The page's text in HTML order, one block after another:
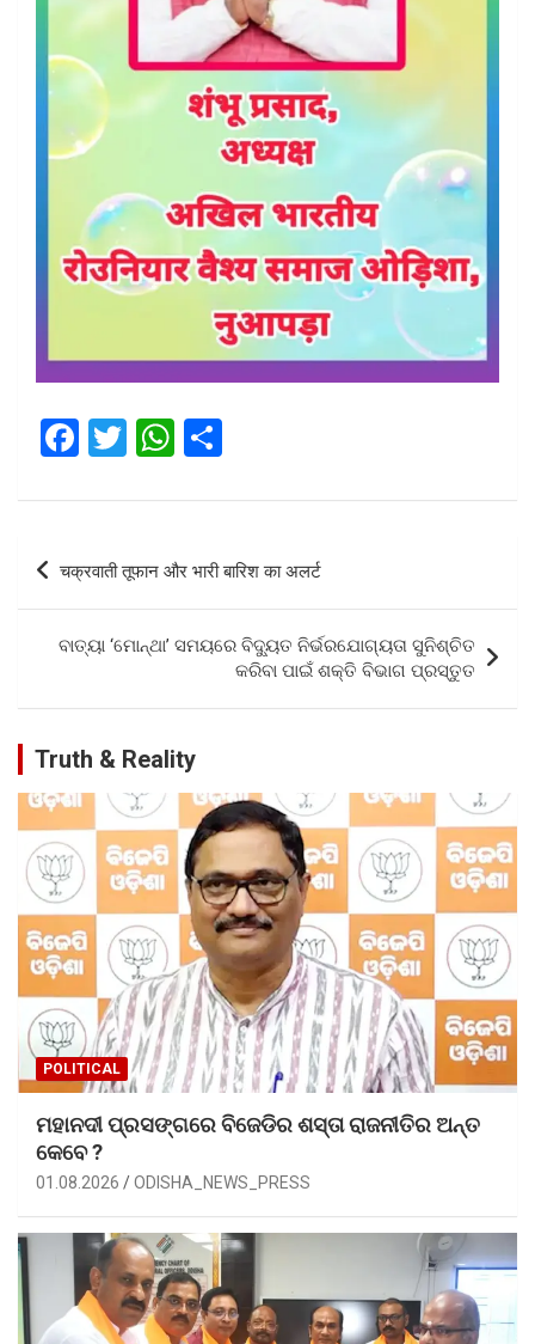
F
ce
o
o
k
T
tt
W
at
s
A
p
p
ar
e
Post
navigation
चक्रवाती तूफान और भारी बारिश का अलर्ट
ବାତ୍ୟା ‘ମୋନ୍ଥା’ ସମୟରେ ବିଦ୍ୟୁତ ନିର୍ଭରଯୋଗ୍ୟତା ସୁନିଶ୍ଚିତ
କରିବା ପାଇଁ ଶକ୍ତି ବିଭାଗ ପ୍ରସ୍ତୁତ
Truth & Reality
POLITICAL
ମହାନଦୀ ପ୍ରସଙ୍ଗରେ ବିଜେଡିର ଶସ୍ତା ରାଜନୀତିର ଅନ୍ତ
କେବେ ?
01.08.2026 ODISHA_NEWS_PRESS